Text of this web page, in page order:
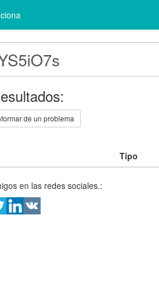
de un problema
Tipo
en las redes sociales.: